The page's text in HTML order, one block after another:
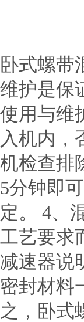
卧式螺带
维护是保
使用与维
入机内，
机检查排
5分钟即
定。 4、
工艺要求
减速器说
密封材料
之，卧式